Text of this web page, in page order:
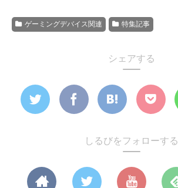
ゲーミングデバイス関連 特集記事
シェアする
しるびをフォローする